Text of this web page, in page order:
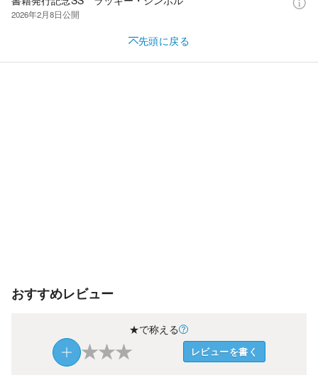
2026年2月8日公開
先頭に戻る
おすすめレビュー
★で称える
★★★ レビューを書く